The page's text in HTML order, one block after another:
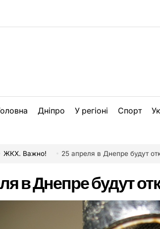
Дніпро У регіоні Спорт
ЖКХ. Важно! 25 апреля в Днепре будут
в Днепре будут